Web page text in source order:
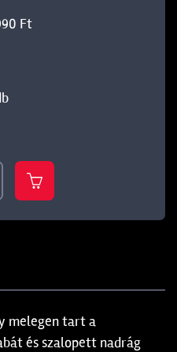
Ft
melegen tart a
és szalopett nadrág